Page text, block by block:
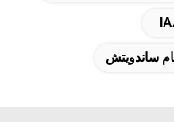
ساندويتش